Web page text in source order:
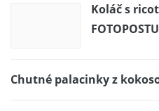
Koláč s
Chutné palacinky z